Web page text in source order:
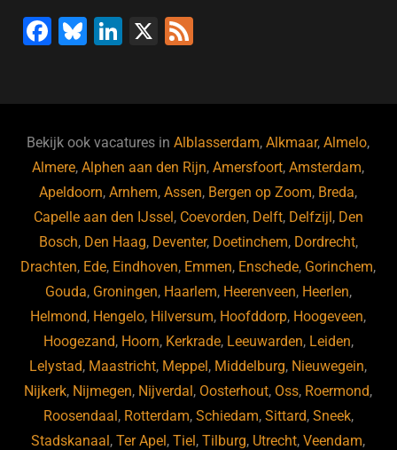
F
b
o
o
k
Bl
ky
Li
dI
n
X
Bekijk ook vacatures inAlblasserdam,Alkmaar,Almelo,
Almere,Alphen aan den Rijn,Amersfoort,Amsterdam,
Apeldoorn,Arnhem,Assen, Bergen op Zoom, Breda,
Capelle aan den IJssel , Coevorden, Delft, Delfzijl , Den
Bosch, Den Haag, Deventer, Doetinchem, Dordrecht,
Drachten, Ede, Eindhoven, Emmen, Enschede, Gorinchem,
Gouda, Groningen, Haarlem, Heerenveen, Heerlen,
Helmond, Hengelo, Hilversum, Hoofddorp, Hoogeveen,
Hoogezand, Hoorn, Kerkrade, Leeuwarden, Leiden,
Lelystad, Maastricht, Meppel , Middelburg, Nieuwegein,
Nijkerk, Nijmegen, Nijverdal , Oosterhout, Oss, Roermond,
Roosendaal , Rotterdam, Schiedam, Sittard, Sneek,
Stadskanaal ,Ter Apel ,Tiel ,Tilburg, Utrecht,Veendam,